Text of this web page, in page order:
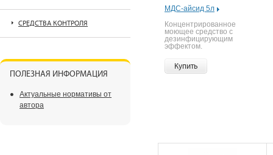
МДС-айсид 5л
Концентрированное
моющее средство с
дезинфицирующим
эффектом.
Купить
СРЕДСТВА КОНТРОЛЯ
ПОЛЕЗНАЯ ИНФОРМАЦИЯ
Актуальные нормативы от
автора